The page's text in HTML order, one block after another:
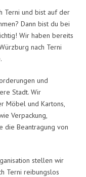
Terni und bist auf der
Dann bist du bei
Wir haben bereits
nach Terni
und
Stadt. Wir
Möbel und Kartons,
Verpackung,
die Beantragung von
stellen wir
Terni reibungslos